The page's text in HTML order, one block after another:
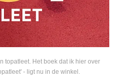
topatleet. Het boek dat ik hier over
- ligt nu in de winkel.